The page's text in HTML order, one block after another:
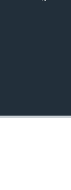
ကျော်